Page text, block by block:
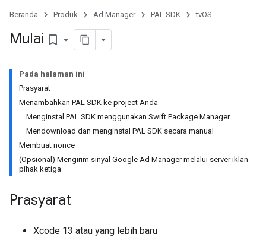
Beranda Produk Ad Manager PAL SDK tvOS
Mulai bookmark_border
Pada halaman ini
Prasyarat
Menambahkan PAL SDK ke project Anda
Menginstal PAL SDK menggunakan Swift Package Manager
Mendownload dan menginstal PAL SDK secara manual
Membuat nonce
(Opsional) Mengirim sinyal Google Ad Manager melalui server iklan
pihak ketiga
Prasyarat
Xcode 13 atau yang lebih baru